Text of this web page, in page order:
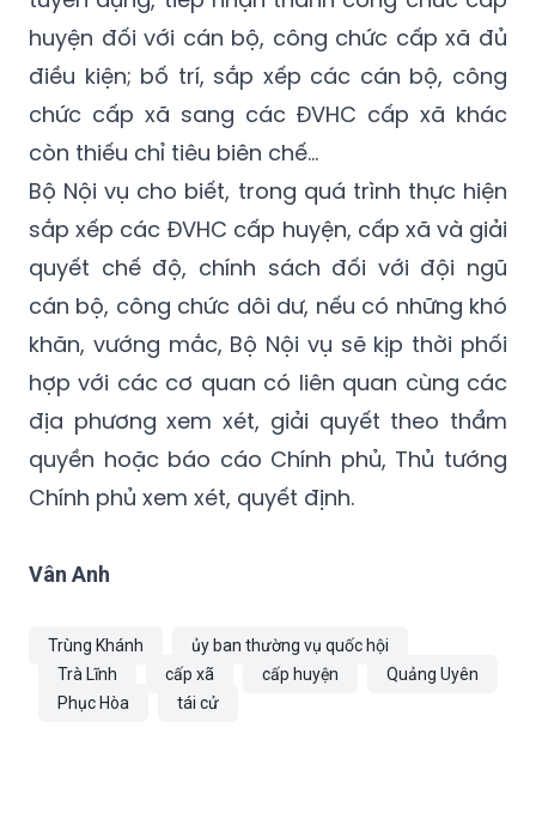
huyện đối với cán bộ, công chức cấp xã đủ
điều kiện; bố trí, sắp xếp các cán bộ, công
chức cấp xã sang các ĐVHC cấp xã khác
còn thiếu chỉ tiêu biên chế…
Bộ Nội vụ cho biết, trong quá trình thực hiện
sắp xếp các ĐVHC cấp huyện, cấp xã và giải
quyết chế độ, chính sách đối với đội ngũ
cán bộ, công chức dôi dư, nếu có những khó
khăn, vướng mắc, Bộ Nội vụ sẽ kịp thời phối
hợp với các cơ quan có liên quan cùng các
địa phương xem xét, giải quyết theo thẩm
quyền hoặc báo cáo Chính phủ, Thủ tướng
Chính phủ xem xét, quyết định.
Vân Anh
Trùng Khánh
ủy ban thường vụ quốc hội
Trà Lĩnh
cấp xã cấp huyện
Quảng Uyên
Phục Hòa
tái cử